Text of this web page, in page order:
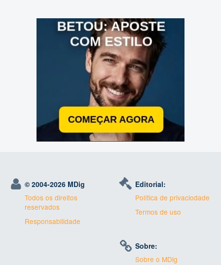
© 2004-2026 MDig
Todos os direitos
reservados
Responsabilidade
Editorial:
Política de privaciodade
Termos de uso
Sobre:
Sobre o MDig